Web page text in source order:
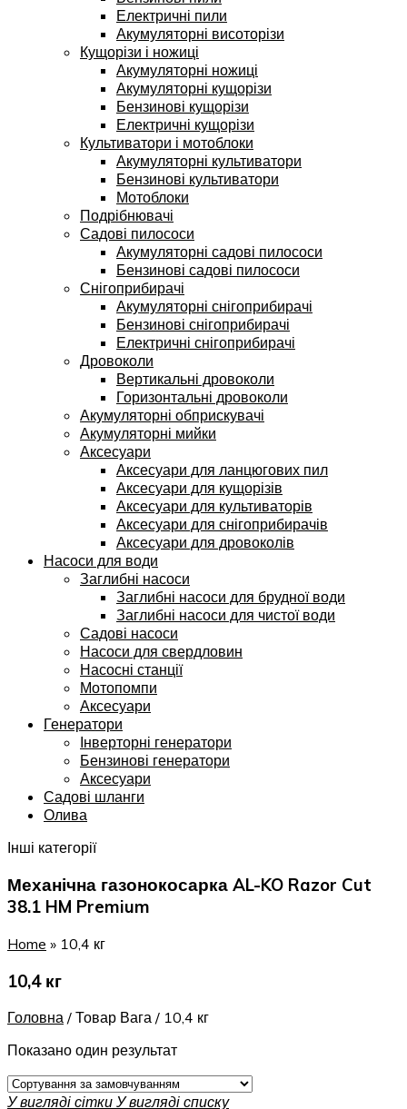
Електричні пили
Акумуляторні висоторізи
Кущорізи і ножиці
Акумуляторні ножиці
Акумуляторні кущорізи
Бензинові кущорізи
Електричні кущорізи
Культиватори і мотоблоки
Акумуляторні культиватори
Бензинові культиватори
Мотоблоки
Подрібнювачі
Садові пилососи
Акумуляторні садові пилососи
Бензинові садові пилососи
Снігоприбирачі
Акумуляторні снігоприбирачі
Бензинові снігоприбирачі
Електричні снігоприбирачі
Дровоколи
Вертикальні дровоколи
Горизонтальні дровоколи
Акумуляторні обприскувачі
Акумуляторні мийки
Аксесуари
Аксесуари для ланцюгових пил
Аксесуари для кущорізів
Аксесуари для культиваторів
Аксесуари для снігоприбирачів
Аксесуари для дровоколів
Насоси для води
Заглибні насоси
Заглибні насоси для брудної води
Заглибні насоси для чистої води
Садові насоси
Насоси для свердловин
Насосні станції
Мотопомпи
Аксесуари
Генератори
Інверторні генератори
Бензинові генератори
Аксесуари
Садові шланги
Олива
Інші категорії
Механічна газонокосарка AL-KO Razor Cut
38.1 HM Premium
Home » 10,4 кг
10,4 кг
Головна / Товар Вага / 10,4 кг
Показано один результат
У вигляді сітки У вигляді списку